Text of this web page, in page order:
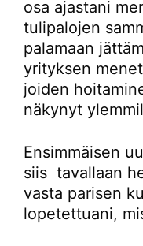
osa ajastani
tulipalojen
palamaan
yrityksen
joiden
näkynyt
Ensimmäisen
siis tavallaan
vasta parisen
lopetettuani,